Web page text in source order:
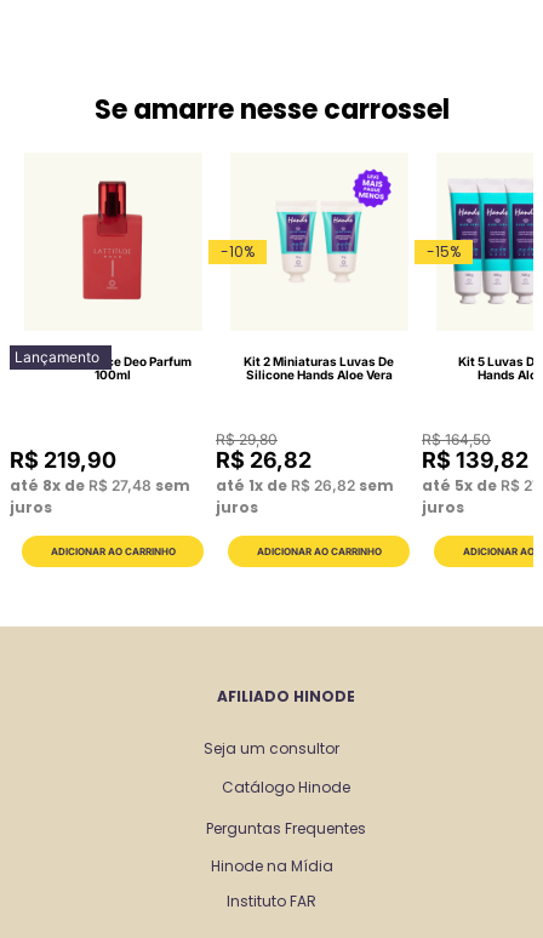
Se amarre nesse carrossel
Lançamento
Lattitude Race Deo Parfum
100ml
R$ 219,90
até 8x de R$ 27,48 sem
juros
-10%
Kit 2 Miniaturas Luvas De
Silicone Hands Aloe Vera
R$ 29,80
R$ 26,82
até 1x de R$ 26,82 sem
juros
-15%
Kit 5 Luvas
Hands
R$ 164,50
R$ 139,82
até 5x de R$ 27
juros
AFILIADO HINODE
Seja um consultor
Catálogo Hinode
Perguntas Frequentes
Hinode na Mídia
Instituto FAR